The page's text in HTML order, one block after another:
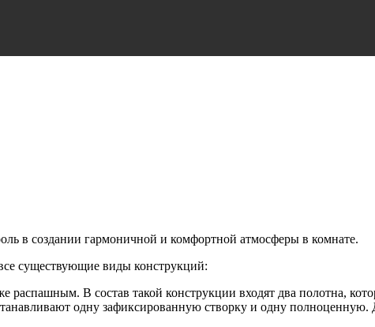
в создании гармоничной и комфортной атмосферы в комнате.
существующие виды конструкций:
В состав такой конструкции входят два полотна,
одну зафиксированную створку и одну полноценную.